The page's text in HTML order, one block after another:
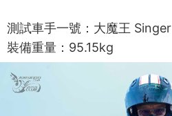
測試車手一號：大魔王 Singer
裝備重量：95.15kg